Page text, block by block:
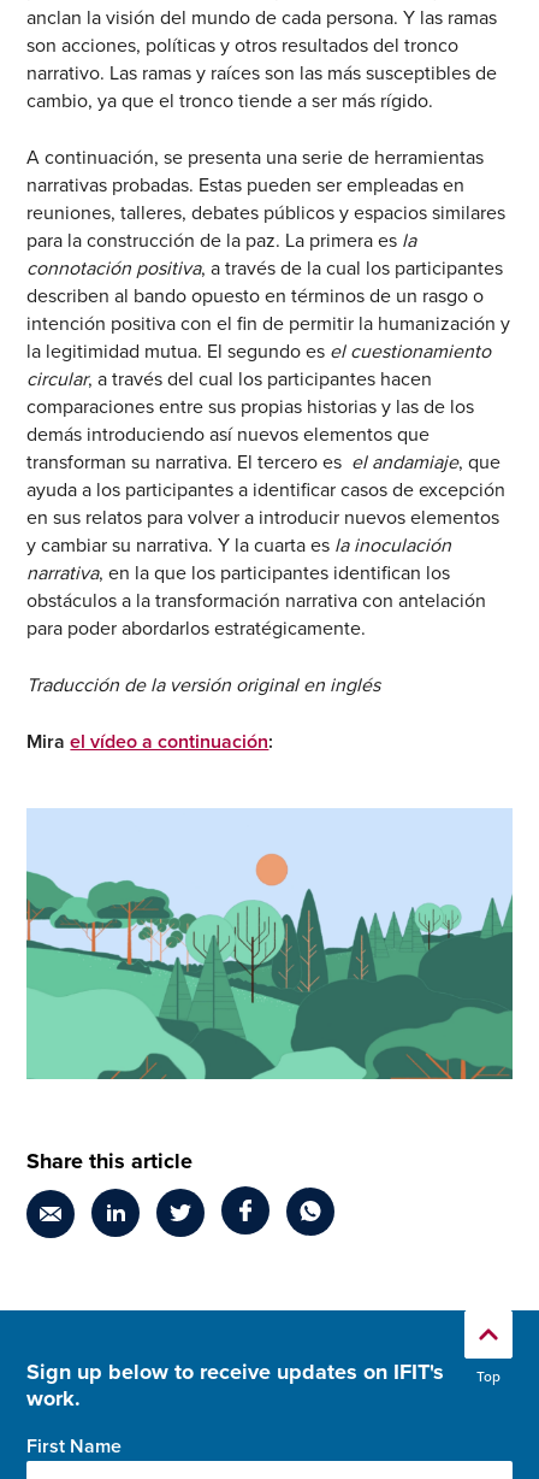
anclan la visión del mundo de cada persona. Y las ramas
son acciones, políticas y otros resultados del tronco
narrativo. Las ramas y raíces son las más susceptibles de
cambio, ya que el tronco tiende a ser más rígido.
A continuación, se presenta una serie de herramientas
narrativas probadas. Estas pueden ser empleadas en
reuniones, talleres, debates públicos y espacios similares
para la construcción de la paz. La primera es la
connotación positiva, a través de la cual los participantes
describen al bando opuesto en términos de un rasgo o
intención positiva con el fin de permitir la humanización y
la legitimidad mutua. El segundo es el cuestionamiento
circular, a través del cual los participantes hacen
comparaciones entre sus propias historias y las de los
demás introduciendo así nuevos elementos que
transforman su narrativa. El tercero es el andamiaje, que
ayuda a los participantes a identificar casos de excepción
en sus relatos para volver a introducir nuevos elementos
y cambiar su narrativa. Y la cuarta es la inoculación
narrativa, en la que los participantes identifican los
obstáculos a la transformación narrativa con antelación
para poder abordarlos estratégicamente.
Traducción de la versión original en inglés
Mirael vídeo a continuación:
Share this article
Top
Sign up below to receive updates on IFIT's
work.
First Name